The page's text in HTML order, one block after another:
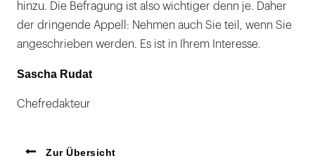
hinzu. Die Befragung ist also wichtiger denn je. Daher
der dringende Appell: Nehmen auch Sie teil, wenn Sie
angeschrieben werden. Es ist in Ihrem Interesse.
Sascha Rudat
Chefredakteur
Zur Übersicht